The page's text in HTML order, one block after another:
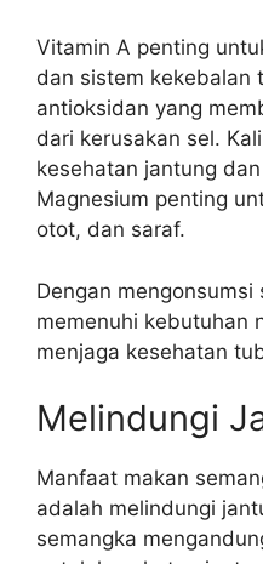
Vitamin A penting
dan sistem kekebalan
antioksidan yang
dari kerusakan sel.
kesehatan jantung
Magnesium penting
otot, dan saraf.
Dengan
memenuhi kebutuhan
menjaga kesehatan
Melindungi
Manfaat makan
adalah melindungi
semangka